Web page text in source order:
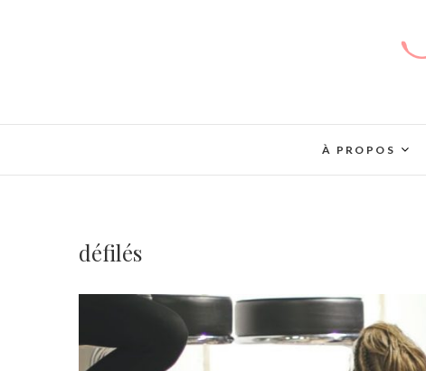
À PROPOS
défilés